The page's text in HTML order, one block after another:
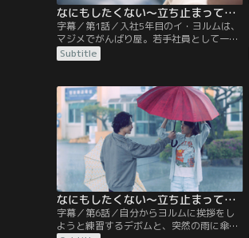
なにもしたくない～立ち止まって、恋をして～ 第01話／字幕
字幕／第1話／入社5年目のイ・ヨルムは、
マジメでがんばり屋。若手社員として一生
懸命仕事に取り組むが、上司から露骨な嫌
がらせに遭いつらい日々を過ごしている。
柄も上司に奪われ、大学時代から付き合っ
ている恋人に愚痴をこぼすが、なぐさめて
もらえるどころか距離を置こうと言われ
る。そんなヨルムにさらなる悲劇が…。
Subtitle
なにもしたくない～立ち止まって、恋をして～ 第06話／字幕
字幕／第6話／自分からヨルムに挨拶をし
ようと練習するデボムと、突然の雨に傘を